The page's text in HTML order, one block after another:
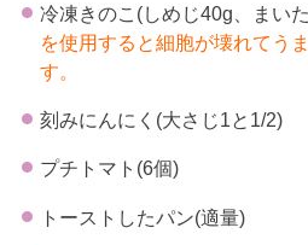
冷凍きのこ(しめじ40g、まい
を使用すると細胞が壊れてう
す。
刻みにんにく(大さじ1と1/2)
プチトマト(6個)
トーストしたパン(適量)